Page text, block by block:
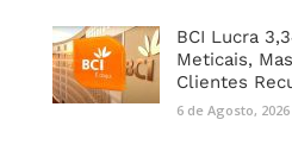
BCI Lucra
Meticais,
Clientes
6 de Agosto, 2026